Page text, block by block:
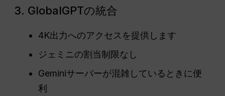
3. GlobalGPTの統合
4K出力へのアクセスを提供します
ジェミニの割当制限なし
Geminiサーバーが混雑しているときに便
利